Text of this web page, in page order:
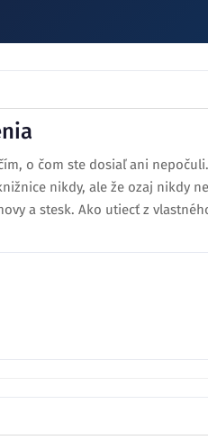
o čom ste dosiaľ ani
nikdy, ale že ozaj nikdy
a stesk. Ako utiecť z